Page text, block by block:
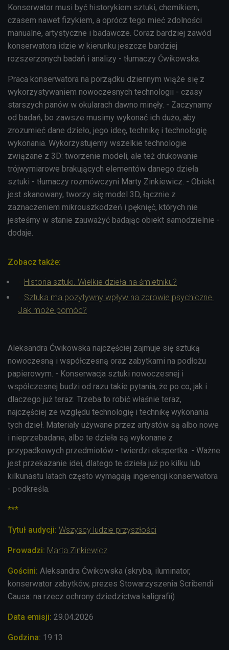
Konserwator musi być historykiem sztuki, chemikiem,
czasem nawet fizykiem, a oprócz tego mieć zdolności
manualne, artystyczne i badawcze. Coraz bardziej zawód
konserwatora idzie w kierunku jeszcze bardziej
rozszerzonych badań i analizy - tłumaczy Ćwikowska.
Praca konserwatora na porządku dziennym wiąże się z
wykorzystywaniem nowoczesnych technologii - czasy
starszych panów w okularach dawno minęły. - Zaczynamy
od badań, bo zawsze musimy wykonać ich dużo, aby
zrozumieć dane dzieło, jego ideę, technikę i technologię
wykonania. Wykorzystujemy wszelkie technologie
związane z 3D: tworzenie modeli, ale też drukowanie
trójwymiarowe brakujących elementów danego dzieła
sztuki - tłumaczy rozmówczyni Marty Zinkiewicz. - Obiekt
jest skanowany, tworzy się model 3D, łącznie z
zaznaczeniem mikrouszkodzeń i pęknięć, których nie
jesteśmy w stanie zauważyć badając obiekt samodzielnie -
dodaje.
Zobacz także:
Historia sztuki. Wielkie dzieła na śmietniku?
Sztuka ma pozytywny wpływ na zdrowie psychiczne.
Jak może pomóc?
Aleksandra Ćwikowska najczęściej zajmuje się sztuką
nowoczesną i współczesną oraz zabytkami na podłożu
papierowym. - Konserwacja sztuki nowoczesnej i
współczesnej budzi od razu takie pytania, że po co, jak i
dlaczego już teraz. Trzeba to robić właśnie teraz,
najczęściej ze względu technologię i technikę wykonania
tych dzieł. Materiały używane przez artystów są albo nowe
i nieprzebadane, albo te dzieła są wykonane z
przypadkowych przedmiotów - twierdzi ekspertka. - Ważne
jest przekazanie idei, dlatego te dzieła już po kilku lub
kilkunastu latach często wymagają ingerencji konserwatora
- podkreśla.
***
Tytuł audycji: Wszyscy ludzie przyszłości
Prowadzi: Marta Zinkiewicz
Gościni: Aleksandra Ćwikowska (skryba, iluminator,
konserwator zabytków, prezes Stowarzyszenia Scribendi
Causa: na rzecz ochrony dziedzictwa kaligrafii)
Data emisji: 29.04.2026
Godzina: 19.13